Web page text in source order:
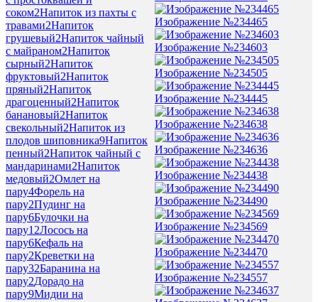
соком2Напиток из пахты с
травами2Напиток
грушевый2Напиток чайный
с майраном2Напиток
сырный2Напиток
фруктовый2Напиток
пряный2Напиток
драгоценный2Напиток
банановый2Напиток
свекольный2Напиток из
плодов шиповника9Напиток
пенный2Напиток чайный с
мандаринами2Напиток
медовый2Омлет на
пару4Форель на
пару2Пудинг на
пару6Булочки на
пару12Лосось на
пару6Кефаль на
пару2Креветки на
пару32Баранина на
пару2Дорадо на
пару9Мидии на
Изображение №234465
Изображение №234603
Изображение №234505
Изображение №234445
Изображение №234638
Изображение №234636
Изображение №234438
Изображение №234490
Изображение №234569
Изображение №234470
Изображение №234557